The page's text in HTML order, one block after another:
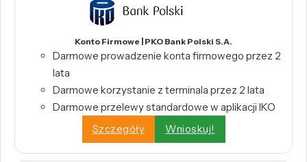
Konto Firmowe | PKO Bank Polski S.A.
Darmowe prowadzenie konta firmowego przez 2
lata
Darmowe korzystanie z terminala przez 2 lata
Darmowe przelewy standardowe w aplikacji IKO
Szczegóły
Wnioskuj!